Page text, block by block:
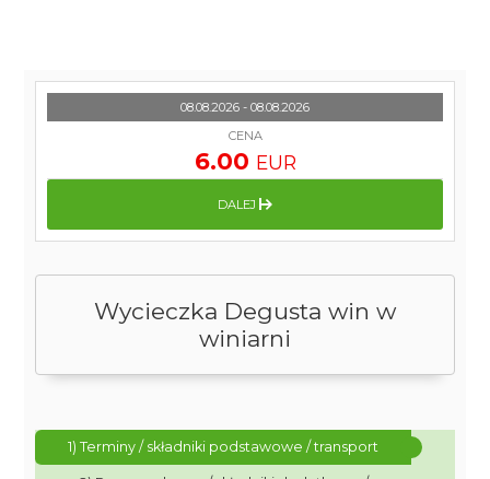
Wycieczka Degusta win w
winiarni
1) Terminy / składniki podstawowe / transport
08.08.2026 - 08.08.2026
CENA
6.00 EUR
DALEJ